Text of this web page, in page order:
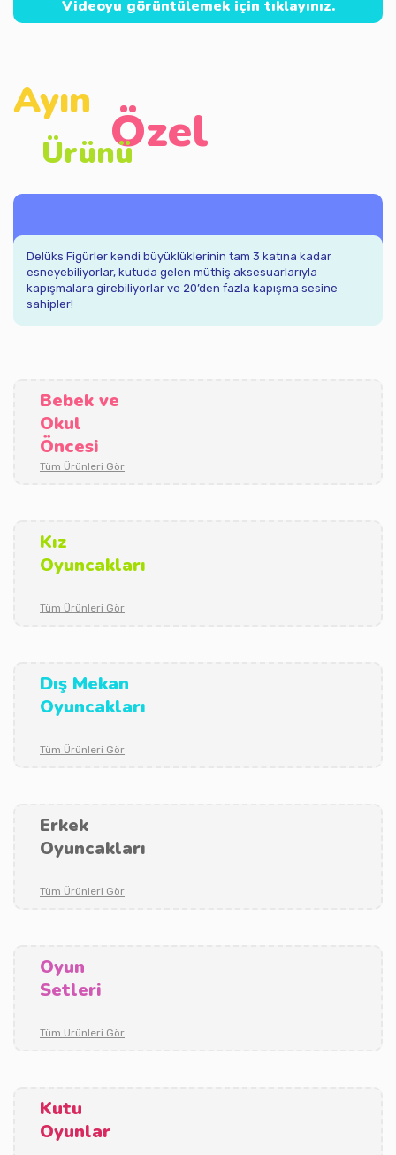
Videoyu görüntülemek için tıklayınız.
Ayın
Özel
Ürünü
Delüks Figürler kendi büyüklüklerinin tam 3 katına kadar
esneyebiliyorlar, kutuda gelen müthiş aksesuarlarıyla
kapışmalara girebiliyorlar ve 20’den fazla kapışma sesine
sahipler!
Bebek ve
Okul
Öncesi
Tüm Ürünleri Gör
Kız
Oyuncakları
Tüm Ürünleri Gör
Dış Mekan
Oyuncakları
Tüm Ürünleri Gör
Erkek
Oyuncakları
Tüm Ürünleri Gör
Oyun
Setleri
Tüm Ürünleri Gör
Kutu
Oyunlar